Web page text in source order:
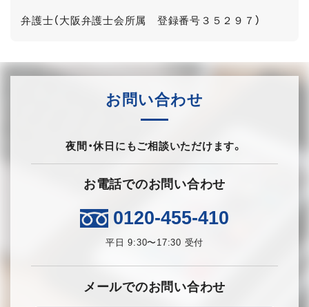
弁護士（大阪弁護士会所属 登録番号３５２９７）
お問い合わせ
夜間・休日にもご相談いただけます。
お電話でのお問い合わせ
0120-455-410
平日 9:30〜17:30 受付
メールでのお問い合わせ